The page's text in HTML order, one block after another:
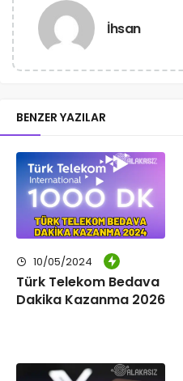
İhsan
BENZER YAZILAR
10/05/2024
Türk Telekom Bedava
Dakika Kazanma 2026